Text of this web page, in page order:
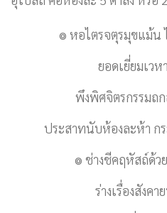
๏ หอไตรจตุรมุขแม้น
ยอดเยี่ยมเว
พึงพิศจิตรกรรมถ
ประสาทนับห้องละห้า ก
๏ ช่างชีคฤหัสถ์ด้ว
ร่างเรื่องสังค